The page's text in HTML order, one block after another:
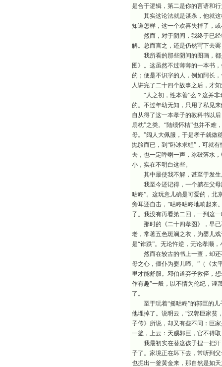
是合于逻辑，第二是你的言语和
其实这论法就是谋杀，他就这
知道怎样，这一个欢喜失掉了，
然而，对于阴间，我终于已经
解。总而言之，还是仍然写下去
我所看的那些阴间的图画，都
图》。这虽然不过薄薄的一本书
的；便是不识字的人，例如阿长
人讲完了二十四个故事之后，才
“人之初，性本善”么？这并非
的。不过年幼无知，只用了私见
自从得了这一本孝子的教科书以
扇枕”之类。“陆绩怀桔”也并不难
母。”阔人大佩服，于是孝子就做
抛脸而已，到“卧冰求鲤”，可就
去，也一定哗喇一声，冰破落水
小，实在不明白这些。
其中最使我不解，甚至于发生
我至今还记得，一个躺在父母
咕咚”。这玩意儿确是可爱的，北
旁耳还自击，”咕咚咕咚地响起来
子。我没有再看第二回，一到这
那时的《二十四孝图》，早已
老，常著五色斑斓之衣，为婴儿
是“诈跌”。无论忤逆，无论孝顺
然而在较古的书上一查，却还
母之心，僵仆为婴儿啼。”（《太
里才能舒服。邓伯道弃子救侄，
作有趣”一般，以不情为伦纪，诬
了。
至于玩着“摇咕咚”的郭巨的儿
他埋掉了。说明云，“汉郭巨家贫
子传》所说，却又有些不同：巨
一釜，上云：天赐郭巨，官不得
我最初实在替这孩子捏一把汗
子了。家境正在坏下去，常听到
也掘出一釜黄金来，那自然是如